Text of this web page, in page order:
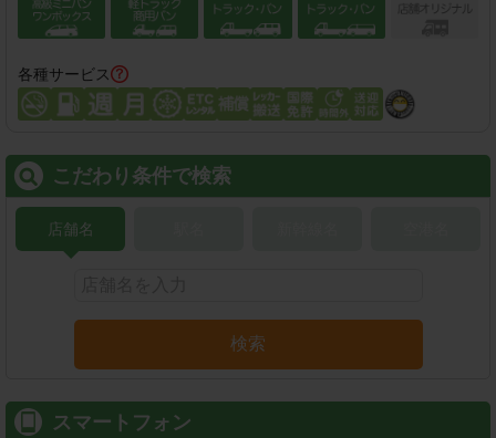
各種サービス
こだわり条件で検索
店舗名
検索
スマートフォン